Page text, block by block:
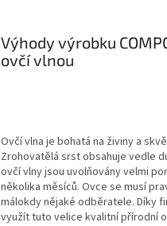
Výhody výrobku
ovčí vlnou
Ovčí vlna je bohatá na živiny a
Zrohovatělá srst obsahuje vedle
ovčí vlny jsou uvolňovány velmi
několika měsíců. Ovce se musí
málokdy nějaké odběratele. Díky
využít tuto velice kvalitní přírodní